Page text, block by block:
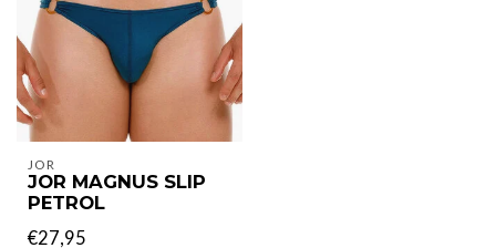
JOR
JOR MAGNUS SLIP
PETROL
€27,95